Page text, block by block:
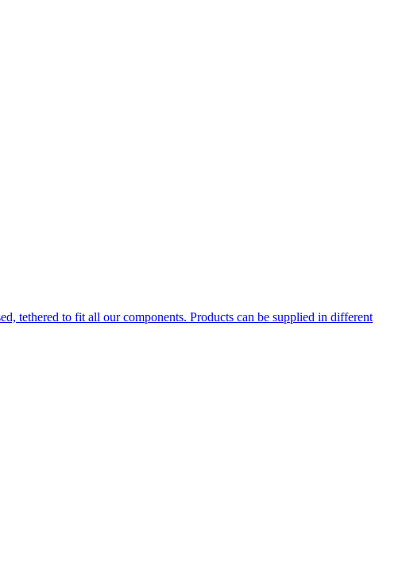
tethered to fit all our components. Products can be supplied in different